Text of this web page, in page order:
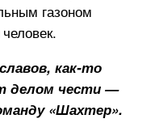
газоном
как-то
делом чести —
«Шахтер».